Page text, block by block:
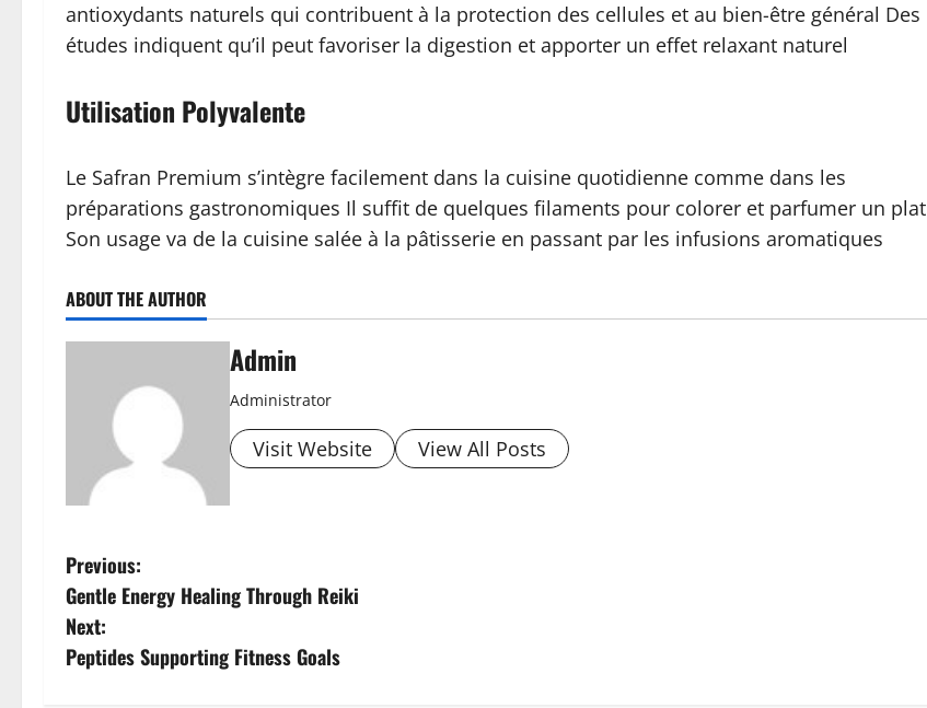
antioxydants naturels qui contribuent à la protection des cellules et au bien-être général Des
études indiquent qu’il peut favoriser la digestion et apporter un effet relaxant naturel
Utilisation Polyvalente
Le Safran Premium s’intègre facilement dans la cuisine quotidienne comme dans les
préparations gastronomiques Il suffit de quelques filaments pour colorer et parfumer un plat
Son usage va de la cuisine salée à la pâtisserie en passant par les infusions aromatiques
ABOUT THE AUTHOR
Admin
Administrator
Visit Website View All Posts
P
o
s
Previous:
Gentle Energy Healing Through Reiki
Next:
Peptides Supporting Fitness Goals